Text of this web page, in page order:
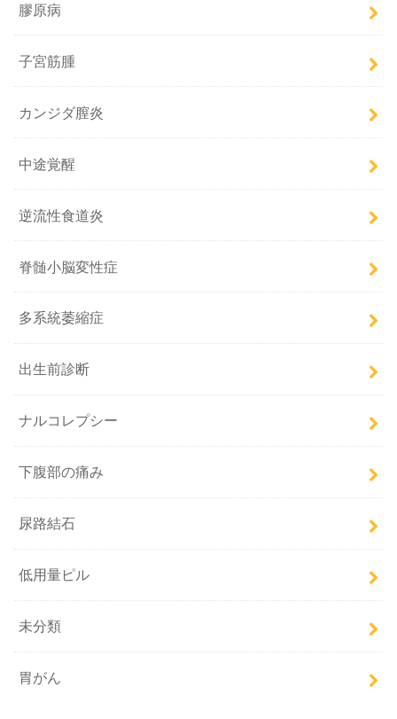
膠原病
子宮筋腫
カンジダ膣炎
中途覚醒
逆流性食道炎
脊髄小脳変性症
多系統萎縮症
出生前診断
ナルコレプシー
下腹部の痛み
尿路結石
低用量ピル
未分類
胃がん